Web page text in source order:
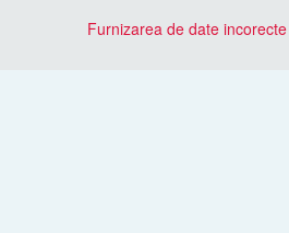
Furnizarea de date